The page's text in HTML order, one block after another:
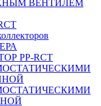
ВЕНТИЛЕМ
PP-RCT